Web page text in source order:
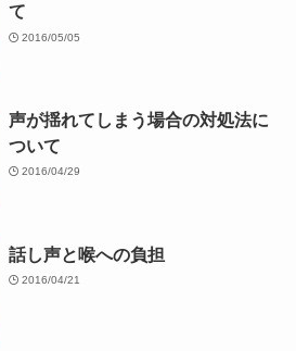
て
2016/05/05
声が揺れてしまう場合の対処法に
ついて
2016/04/29
話し声と喉への負担
2016/04/21